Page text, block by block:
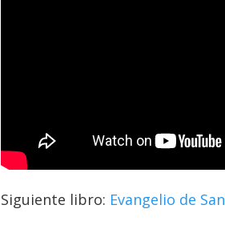
Siguiente libro: Evangelio de